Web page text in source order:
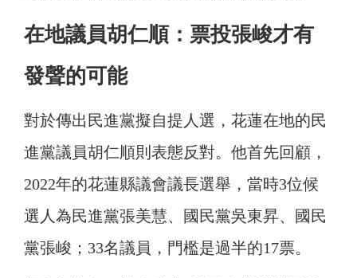
在地議員胡仁順：票投張峻才有
發聲的可能
對於傳出民進黨擬自提人選，花蓮在地的民
進黨議員胡仁順則表態反對。他首先回顧，
2022年的花蓮縣議會議長選舉，當時3位候
選人為民進黨張美慧、國民黨吳東昇、國民
黨張峻；33名議員，門檻是過半的17票。